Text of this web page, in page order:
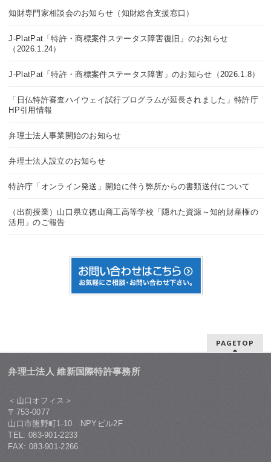
知財専門家相談会のお知らせ（知財総合支援窓口）
J-PlatPat「特許・商標案件ステータス障害復旧」のお知らせ
（2026.1.24）
J-PlatPat「特許・商標案件ステータス障害」のお知らせ（2026.1.8）
「日仏特許審査ハイウェイ試行プログラムが延長されました」特許庁
HP引用情報
弁理士法人事業開始のお知らせ
弁理士法人設立のお知らせ
特許庁「オンライン発送」開始に伴う弊所からの書類送付について
（出前授業）山口県立徳山商工高等学校「隠れた資源～知的財産権の
活用」のご報告
PAGETOP
弁理士法人 維新国際特許事務所
＜山口オフィス＞
〒753-0077
山口市熊野町1-10 NPYビル2F
TEL: 083-901-2233
FAX: 083-901-2266